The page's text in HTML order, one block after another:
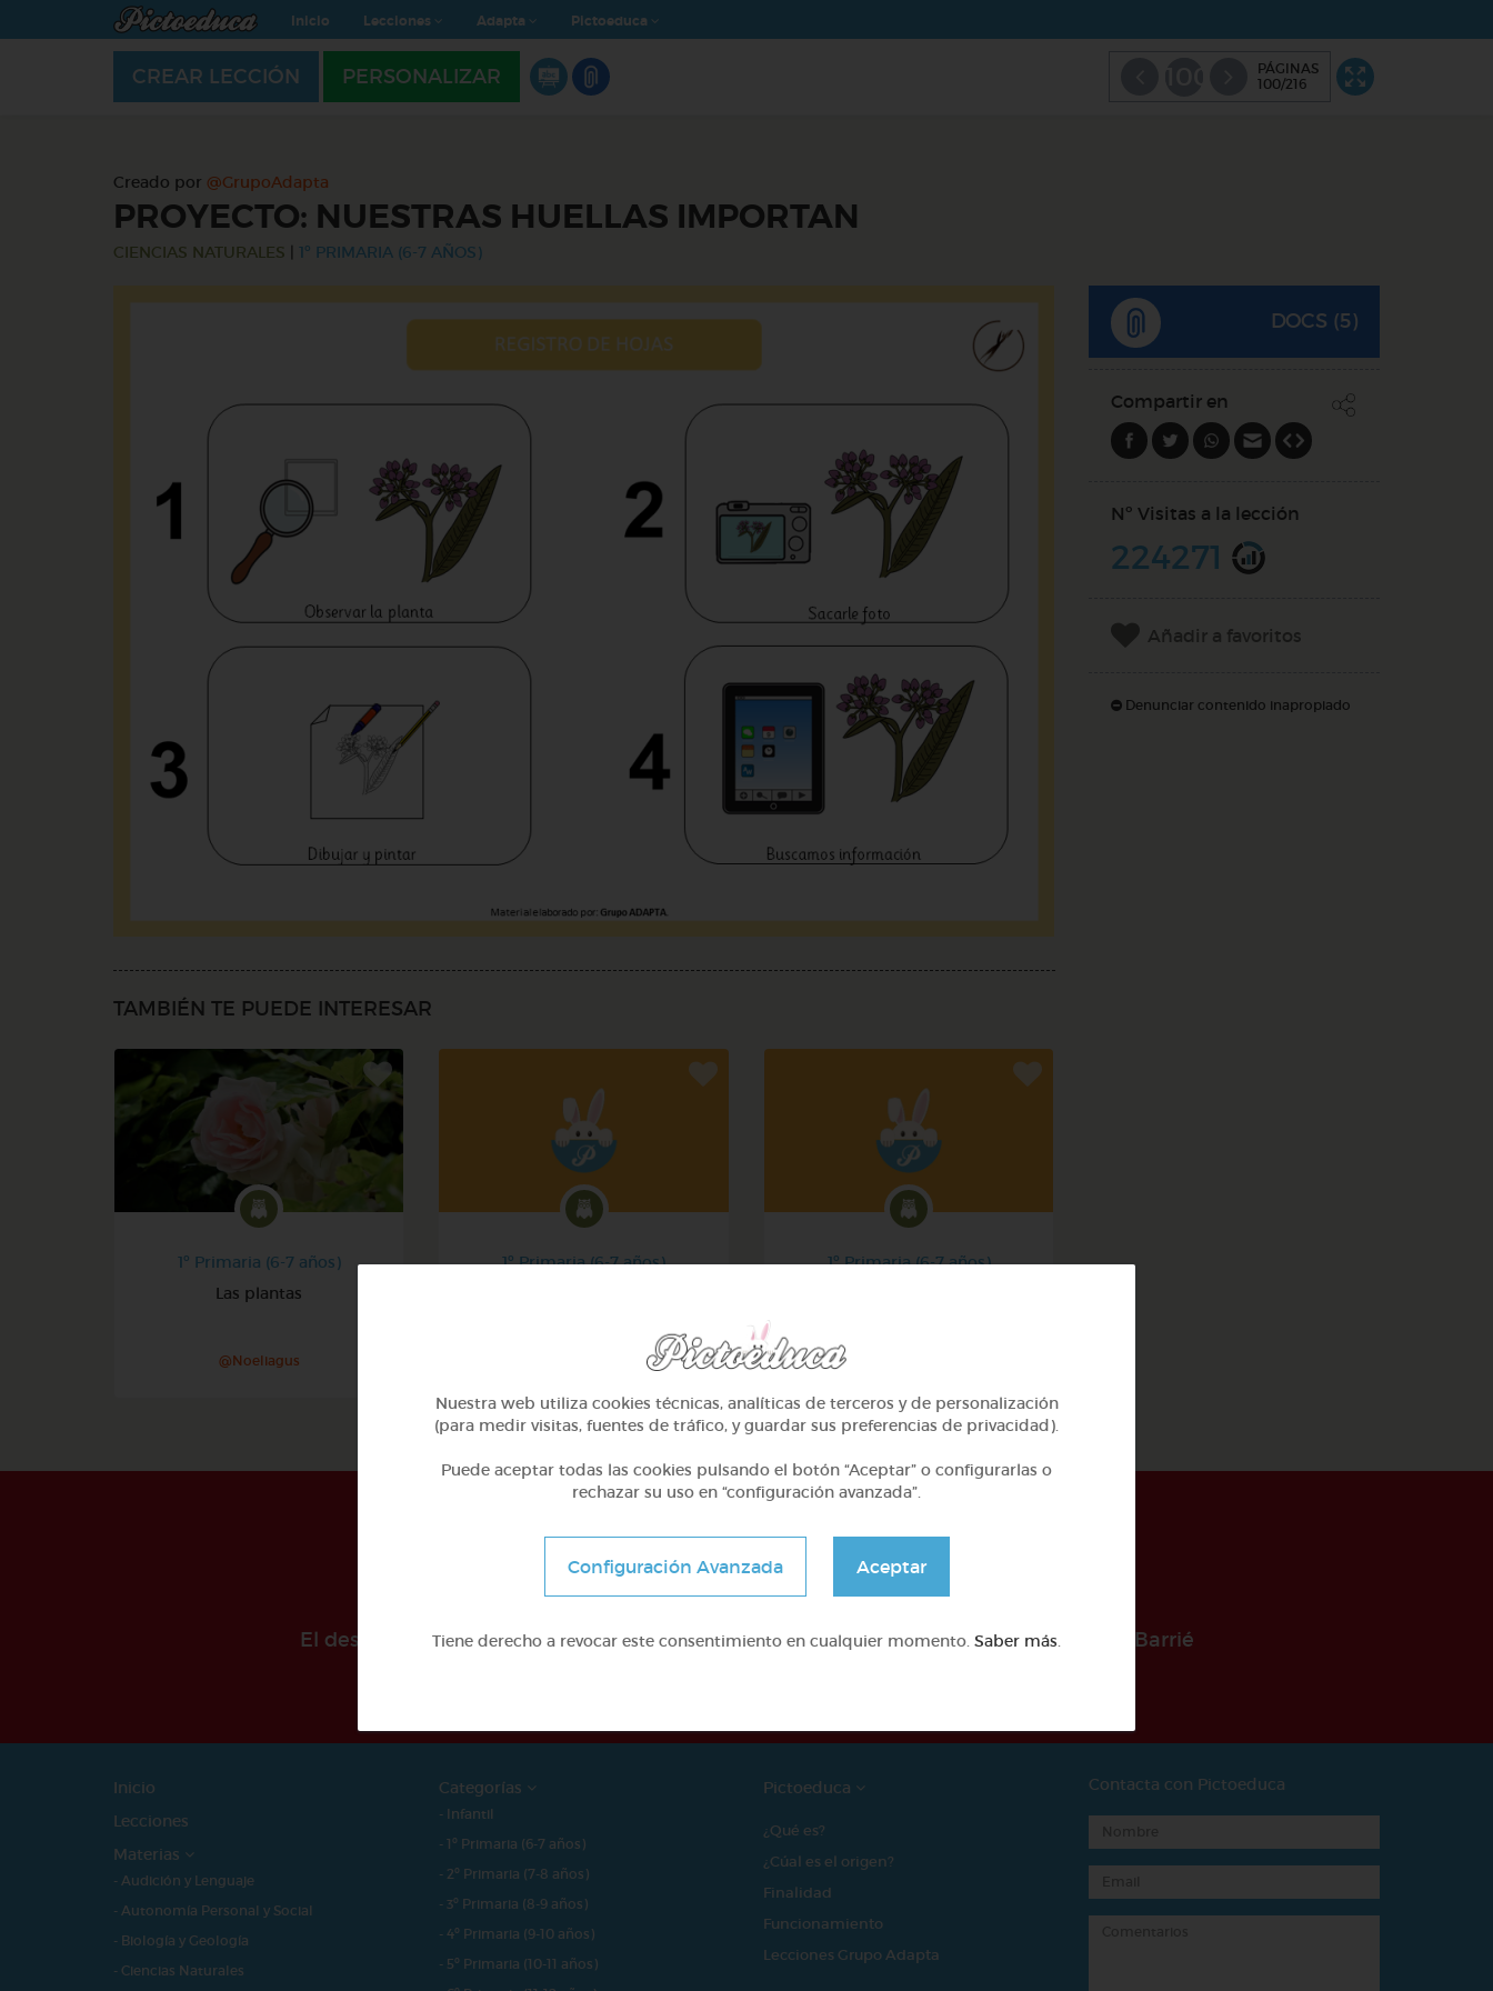
Inicio Lecciones Adapta Pictoeduca
CREAR LECCIÓN PERSONALIZAR
PÁGINAS
100/216
Creado por @GrupoAdapta
PROYECTO: NUESTRAS HUELLAS IMPORTAN
CIENCIAS NATURALES 1º PRIMARIA (6-7 AÑOS)
TAMBIÉN TE PUEDE INTERESAR
1º Primaria (6-7 años)
Las plantas
@Noeliagus
1º Primaria (6-7 años)
1º Primaria (6-7 años)
DOCS (5)
Compartir en
Nº Visitas a la lección
224271
Añadir a favoritos
Denunciar contenido inapropiado
El desarollo de este proyecto ha sido posible gracias al mecenazgo de la Fundación Barrié
Inicio
Lecciones
Materias
- Audición y Lenguaje
- Autonomía Personal y Social
- Biología y Geología
- Ciencias Naturales
Categorías
- Infantil
- 1º Primaria (6-7 años)
- 2º Primaria (7-8 años)
- 3º Primaria (8-9 años)
- 4º Primaria (9-10 años)
- 5º Primaria (10-11 años)
Pictoeduca
¿Qué es?
¿Cúal es el origen?
Finalidad
Funcionamiento
Lecciones Grupo Adapta
Contacta con Pictoeduca
Nuestra web utiliza cookies técnicas, analíticas de terceros y de personalización
(para medir visitas, fuentes de tráfico, y guardar sus preferencias de privacidad).
Puede aceptar todas las cookies pulsando el botón “Aceptar” o configurarlas o
rechazar su uso en “configuración avanzada”.
Configuración Avanzada Aceptar
Tiene derecho a revocar este consentimiento en cualquier momento. Saber más.